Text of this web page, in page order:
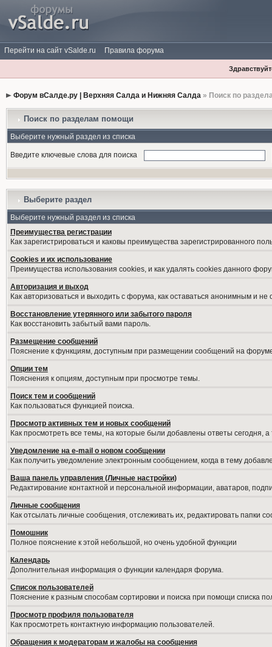
Перейти на сайт vSalde.ru Правила форума
Форум вСалде.ру | Верхняя Салда и Нижняя Салда» Поиск по
Поиск по разделам помощи
Выберите нужный раздел из списка
Введите ключевые слова для поиска
Выберите раздел
Выберите нужный раздел из списка
Преимущества регистрации
Как зарегистрироваться и каковы преимущества зарегистрированного
Cookies и их использование
Преимущества использования cookies, и как удалять cookies данного
Авторизация и выход
Как авторизоваться и выходить с форума, как оставаться анонимным и
Восстановление утерянного или забытого пароля
Как восстановить забытый вами пароль.
Размещение сообщений
Пояснение к функциям, доступным при размещении сообщений на
Опции тем
Пояснения к опциям, доступным при просмотре темы.
Поиск тем и сообщений
Как пользоваться функцией поиска.
Просмотр активных тем и новых сообщений
Как просмотреть все темы, на которые были добавлены ответы сегодня,
Уведомление на е-mail о новом сообщении
Как получить уведомление электронным сообщением, когда в тему
Ваша панель управления (Личные настройки)
Редактирование контактной и персональной информации, аватаров,
Личные сообщения
Как отсылать личные сообщения, отслеживать их, редактировать папки
Помошник
Полное пояснение к этой небольшой, но очень удобной функции
Календарь
Дополнительная информация о функции календаря форума.
Список пользователей
Пояснение к разным способам сортировки и поиска при помощи списка
Просмотр профиля пользователя
Как просмотреть контактную информацию пользователей.
Обращения к модераторам и жалобы на сообщения